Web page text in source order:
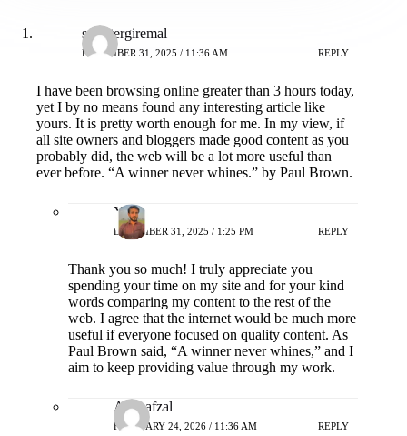
smortergiremal
DECEMBER 31, 2025 / 11:36 AM REPLY
I have been browsing online greater than 3 hours today,
yet I by no means found any interesting article like
yours. It is pretty worth enough for me. In my view, if
all site owners and bloggers made good content as you
probably did, the web will be a lot more useful than
ever before. “A winner never whines.” by Paul Brown.
Yash
DECEMBER 31, 2025 / 1:25 PM REPLY
Thank you so much! I truly appreciate you
spending your time on my site and for your kind
words comparing my content to the rest of the
web. I agree that the internet would be much more
useful if everyone focused on quality content. As
Paul Brown said, “A winner never whines,” and I
aim to keep providing value through my work.
Adia afzal
FEBRUARY 24, 2026 / 11:36 AM REPLY